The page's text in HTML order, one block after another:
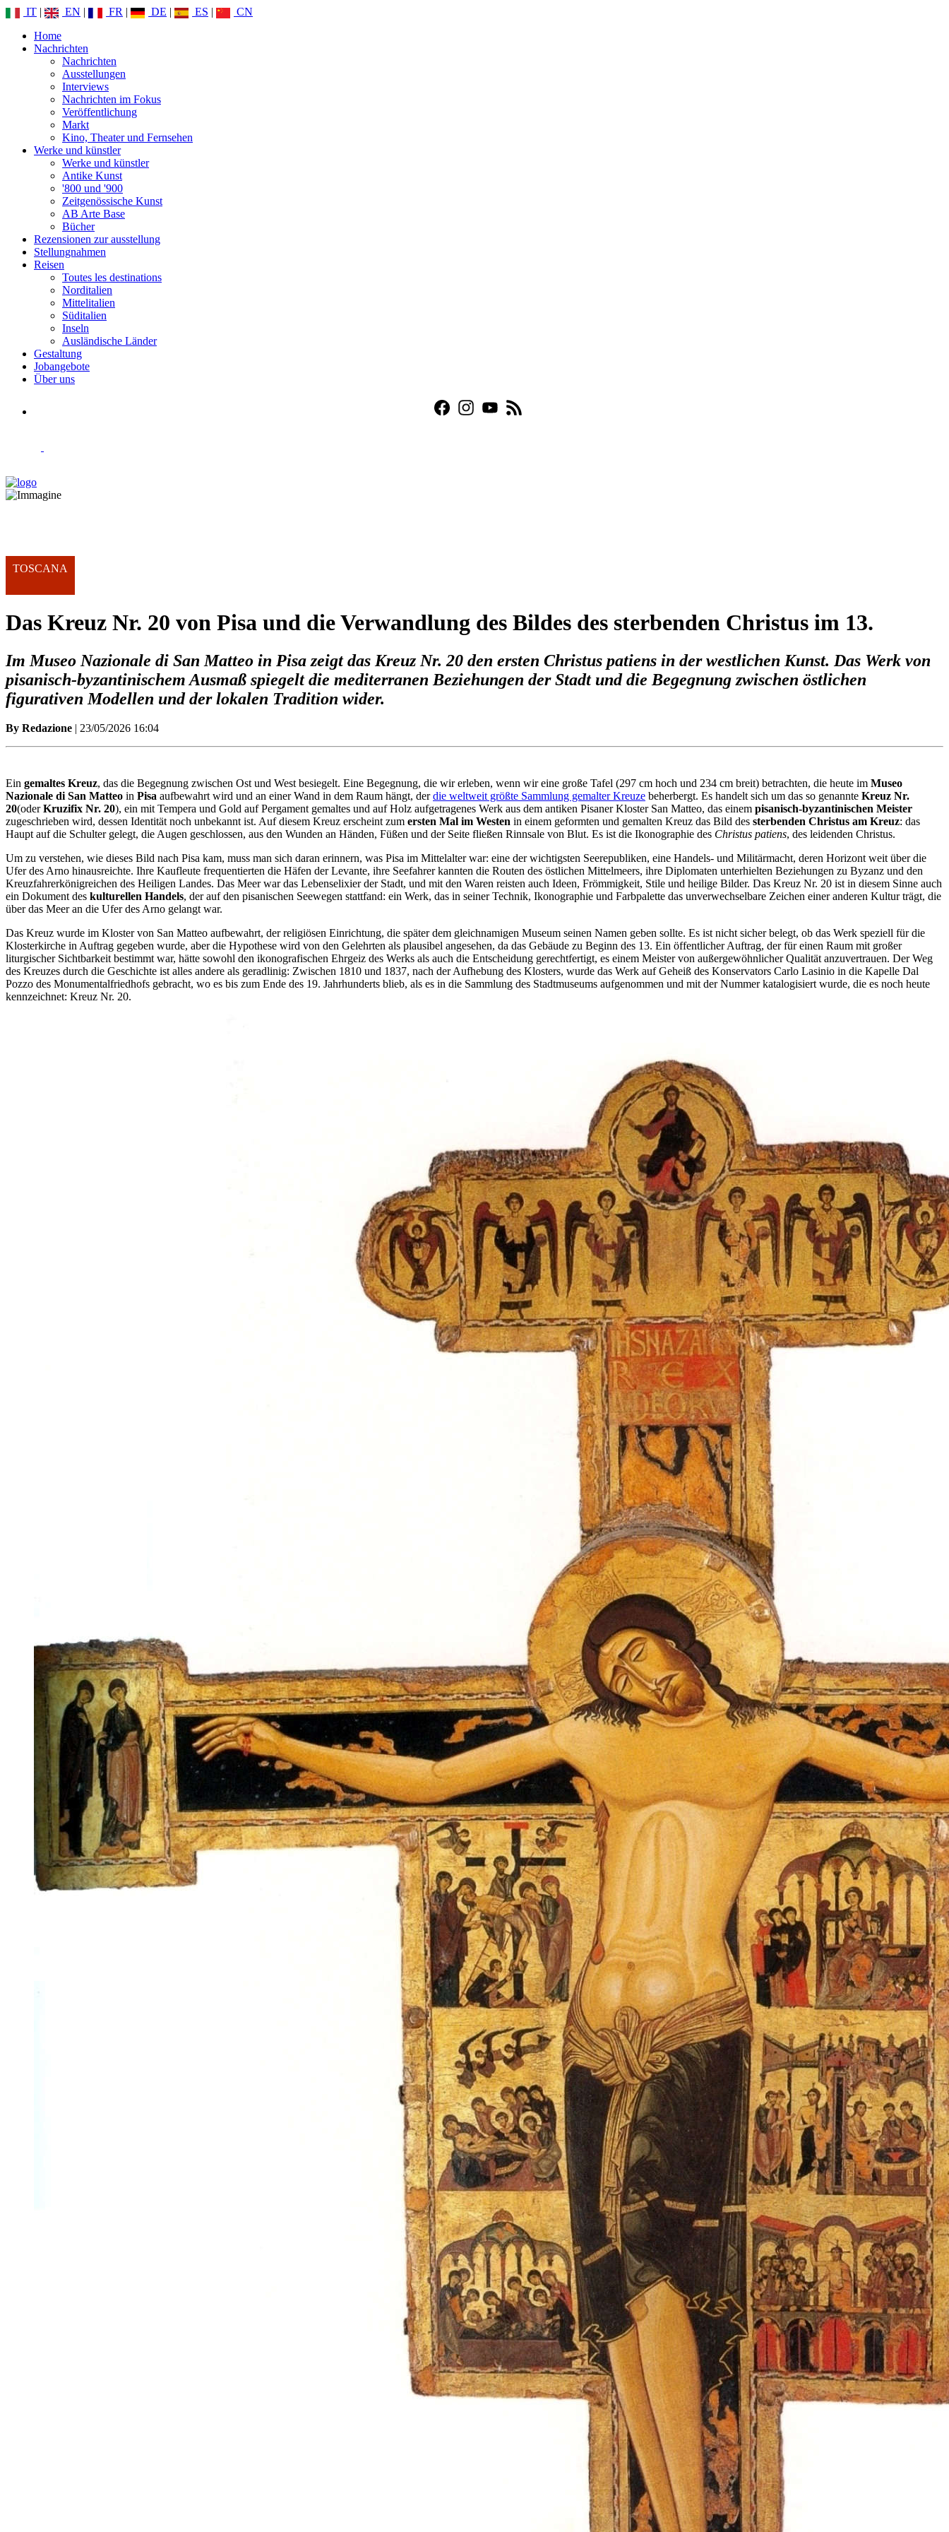
IT | EN | FR | DE | ES | CN
Home
Nachrichten
Nachrichten
Ausstellungen
Interviews
Nachrichten im Fokus
Veröffentlichung
Markt
Kino, Theater und Fernsehen
Werke und künstler
Werke und künstler
Antike Kunst
'800 und '900
Zeitgenössische Kunst
AB Arte Base
Bücher
Rezensionen zur ausstellung
Stellungnahmen
Reisen
Toutes les destinations
Norditalien
Mittelitalien
Süditalien
Inseln
Ausländische Länder
Gestaltung
Jobangebote
Über uns
TOSCANA
Das Kreuz Nr. 20 von Pisa und die Verwandlung des Bildes des sterbenden Christus im 13.
Im Museo Nazionale di San Matteo in Pisa zeigt das Kreuz Nr. 20 den ersten Christus patiens in der westlichen Kunst. Das Werk von
pisanisch-byzantinischem Ausmaß spiegelt die mediterranen Beziehungen der Stadt und die Begegnung zwischen östlichen
figurativen Modellen und der lokalen Tradition wider.
By Redazione | 23/05/2026 16:04
Ein gemaltes Kreuz, das die Begegnung zwischen Ost und West besiegelt. Eine Begegnung, die wir erleben, wenn wir eine große Tafel (297 cm hoch und 234 cm breit) betrachten, die heute im Museo
Nazionale di San Matteo in Pisa aufbewahrt wird und an einer Wand in dem Raum hängt, derdie weltweit größte Sammlung gemalter Kreuze beherbergt. Es handelt sich um das so genannte Kreuz Nr.
20(oderKruzifix Nr. 20), ein mit Tempera und Gold auf Pergament gemaltes und auf Holz aufgetragenes Werk aus dem antiken Pisaner Kloster San Matteo, das einem pisanisch-byzantinischen Meister
zugeschrieben wird, dessen Identität noch unbekannt ist. Auf diesem Kreuz erscheint zum ersten Mal im Westen in einem geformten und gemalten Kreuz das Bild des sterbenden Christus am Kreuz: das
Haupt auf die Schulter gelegt, die Augen geschlossen, aus den Wunden an Händen, Füßen und der Seite fließen Rinnsale von Blut. Es ist die Ikonographie des Christus patiens, des leidenden Christus.
Um zu verstehen, wie dieses Bild nach Pisa kam, muss man sich daran erinnern, was Pisa im Mittelalter war: eine der wichtigsten Seerepubliken, eine Handels- und Militärmacht, deren Horizont weit über die
Ufer des Arno hinausreichte. Ihre Kaufleute frequentierten die Häfen der Levante, ihre Seefahrer kannten die Routen des östlichen Mittelmeers, ihre Diplomaten unterhielten Beziehungen zu Byzanz und den
Kreuzfahrerkönigreichen des Heiligen Landes. Das Meer war das Lebenselixier der Stadt, und mit den Waren reisten auch Ideen, Frömmigkeit, Stile und heilige Bilder. Das Kreuz Nr. 20 ist in diesem Sinne auch
ein Dokument des kulturellen Handels, der auf den pisanischen Seewegen stattfand: ein Werk, das in seiner Technik, Ikonographie und Farbpalette das unverwechselbare Zeichen einer anderen Kultur trägt, die
über das Meer an die Ufer des Arno gelangt war.
Das Kreuz wurde im Kloster von San Matteo aufbewahrt, der religiösen Einrichtung, die später dem gleichnamigen Museum seinen Namen geben sollte. Es ist nicht sicher belegt, ob das Werk speziell für die
Klosterkirche in Auftrag gegeben wurde, aber die Hypothese wird von den Gelehrten als plausibel angesehen, da das Gebäude zu Beginn des 13. Ein öffentlicher Auftrag, der für einen Raum mit großer
liturgischer Sichtbarkeit bestimmt war, hätte sowohl den ikonografischen Ehrgeiz des Werks als auch die Entscheidung gerechtfertigt, es einem Meister von außergewöhnlicher Qualität anzuvertrauen. Der Weg
des Kreuzes durch die Geschichte ist alles andere als geradlinig: Zwischen 1810 und 1837, nach der Aufhebung des Klosters, wurde das Werk auf Geheiß des Konservators Carlo Lasinio in die Kapelle Dal
Pozzo des Monumentalfriedhofs gebracht, wo es bis zum Ende des 19. Jahrhunderts blieb, als es in die Sammlung des Stadtmuseums aufgenommen und mit der Nummer katalogisiert wurde, die es noch heute
kennzeichnet: Kreuz Nr. 20.